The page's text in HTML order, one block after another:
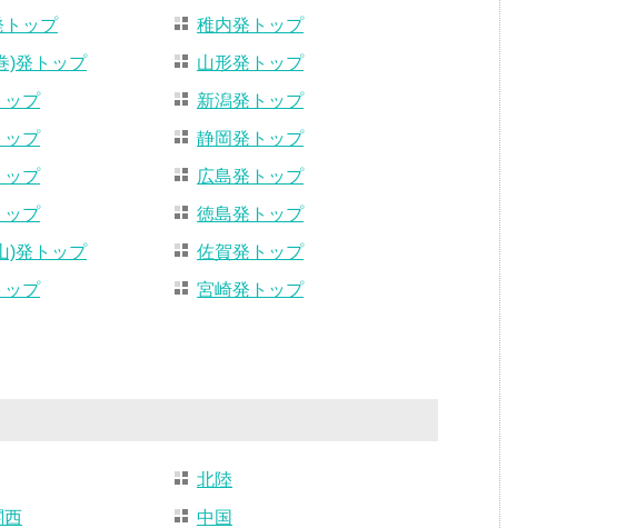
トップ
稚内発トップ
)発トップ
山形発トップ
ップ
新潟発トップ
ップ
静岡発トップ
ップ
広島発トップ
ップ
徳島発トップ
)発トップ
佐賀発トップ
ップ
宮崎発トップ
北陸
西
中国